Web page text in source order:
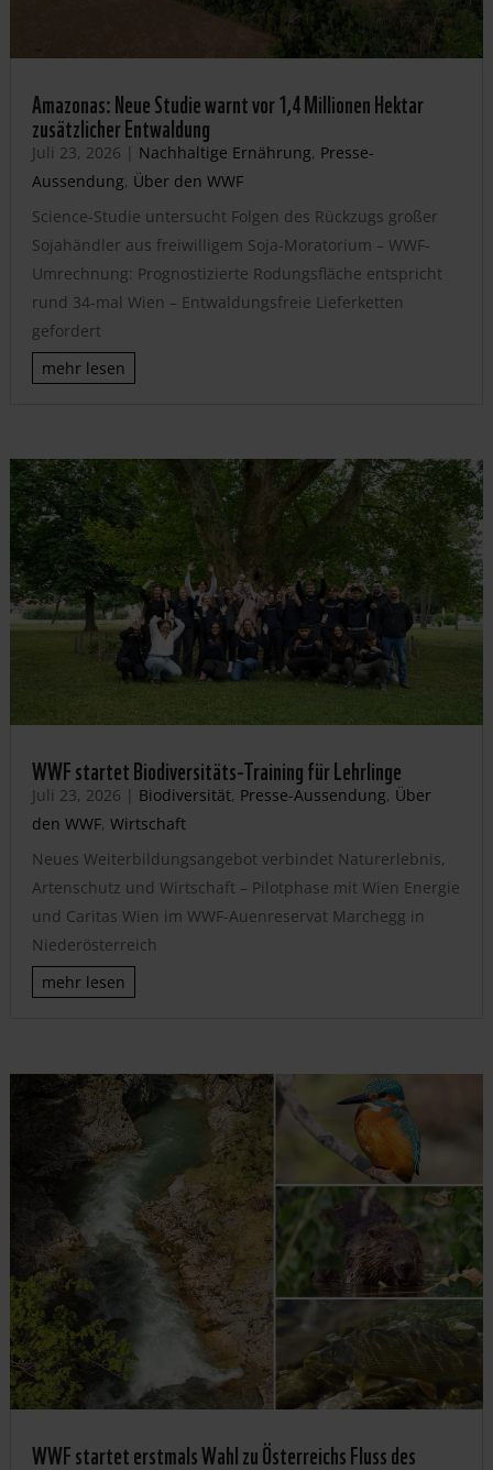
Amazonas: Neue Studie warnt vor 1,4 Millionen Hektar
zusätzlicher Entwaldung
Juli 23, 2026 | Nachhaltige Ernährung, Presse-
Aussendung, Über den WWF
Science-Studie untersucht Folgen des Rückzugs großer
Sojahändler aus freiwilligem Soja-Moratorium – WWF-
Umrechnung: Prognostizierte Rodungsfläche entspricht
rund 34-mal Wien – Entwaldungsfreie Lieferketten
gefordert
mehr lesen
WWF startet Biodiversitäts-Training für Lehrlinge
Juli 23, 2026 | Biodiversität, Presse-Aussendung, Über
den WWF, Wirtschaft
Neues Weiterbildungsangebot verbindet Naturerlebnis,
Artenschutz und Wirtschaft – Pilotphase mit Wien Energie
und Caritas Wien im WWF-Auenreservat Marchegg in
Niederösterreich
mehr lesen
WWF startet erstmals Wahl zu Österreichs Fluss des